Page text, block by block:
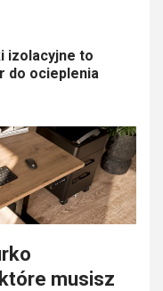
izolacyjne to
do ocieplenia
musisz